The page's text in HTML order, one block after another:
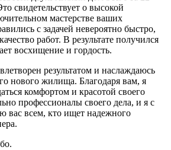
свидетельствует о высокой
мастерстве ваших
с задачей невероятно быстро,
работ. В результате получился
восхищение и гордость.
результатом и наслаждаюсь
нового жилища. Благодаря вам, я
комфортом и красотой своего
профессионалы своего дела, и я с
вас всем, кто ищет надежного